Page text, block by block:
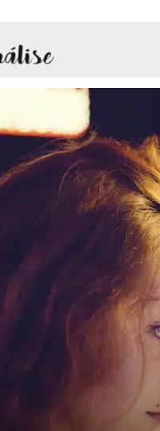
Psicanálise